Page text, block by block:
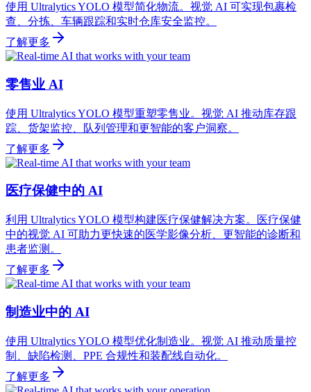
使用 Ultralytics YOLO 模型简化物流。视觉 AI 可实现包裹检
查、分拣、车辆跟踪和实时仓库安全监控。
了解更多
零售业 AI
使用 Ultralytics YOLO 模型重塑零售业。视觉 AI 推动库存跟
踪、货架监控、队列管理和更智能的客户洞察。
了解更多
医疗保健中的 AI
利用 Ultralytics YOLO 模型构建医疗保健解决方案。医疗保健
中的视觉 AI 可助力更快速的医学影像分析、更智能的诊断和
患者监测。
了解更多
制造业中的 AI
使用 Ultralytics YOLO 模型优化制造业。视觉 AI 推动质量控
制、缺陷检测、PPE 合规性和装配线自动化。
了解更多